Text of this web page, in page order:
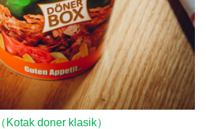
（Kotak doner klasik）